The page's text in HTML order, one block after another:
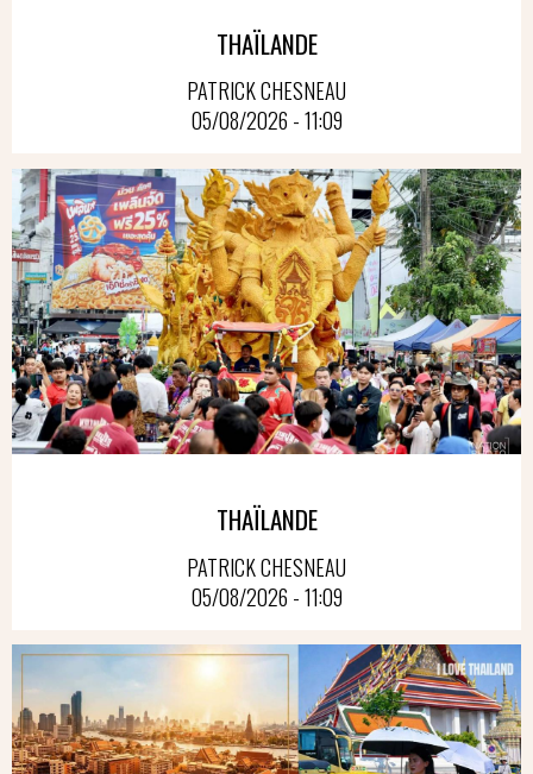
THAÏLANDE
PATRICK CHESNEAU
05/08/2026 - 11:09
THAÏLANDE
PATRICK CHESNEAU
05/08/2026 - 11:09